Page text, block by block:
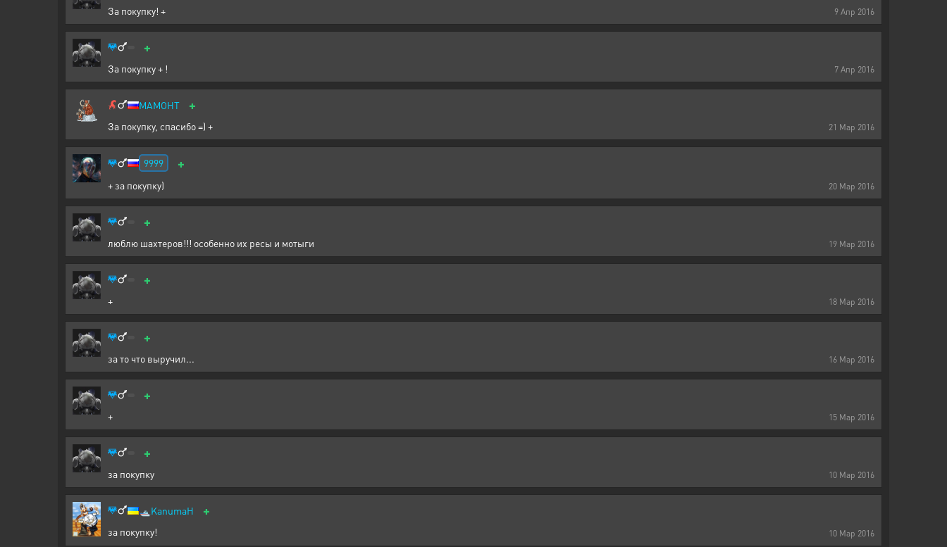
9 Апр 2016
За покупку! +
7 Апр 2016
+
За покупку + !
21 Мар 2016
МАМОНТ +
За покупку, спасибо =) +
20 Мар 2016
9999 +
+ за покупку)
19 Мар 2016
+
люблю шахтеров!!! особенно их ресы и мотыги
18 Мар 2016
+
+
16 Мар 2016
+
за то что выручил...
15 Мар 2016
+
+
10 Мар 2016
+
за покупку
10 Мар 2016
🛥️ KanumaH +
за покупку!